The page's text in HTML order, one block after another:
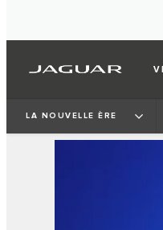
LA NOUVELLE ÈRE